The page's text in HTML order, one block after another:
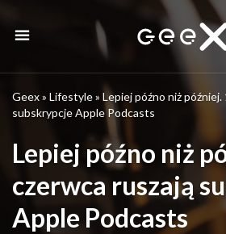
Geex» Lifestyle» Lepiej późno niż
subskrypcje Apple Podcasts
Lepiej późno niż
czerwca ruszają
Apple Podcasts